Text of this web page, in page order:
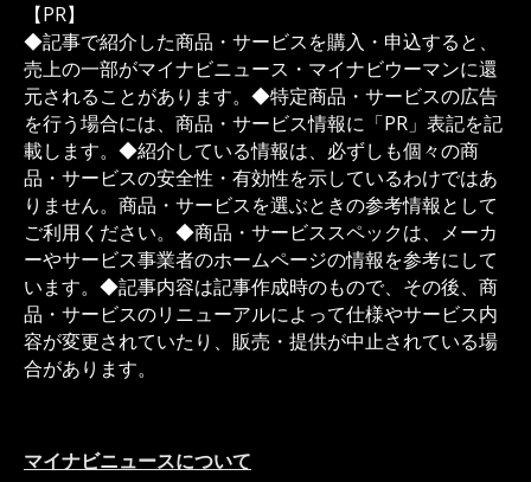
【PR】
◆記事で紹介した商品・サービスを購入・申込すると、
売上の一部がマイナビニュース・マイナビウーマンに還
元されることがあります。◆特定商品・サービスの広告
を行う場合には、商品・サービス情報に「PR」表記を記
載します。◆紹介している情報は、必ずしも個々の商
品・サービスの安全性・有効性を示しているわけではあ
りません。商品・サービスを選ぶときの参考情報として
ご利用ください。◆商品・サービススペックは、メーカ
ーやサービス事業者のホームページの情報を参考にして
います。◆記事内容は記事作成時のもので、その後、商
品・サービスのリニューアルによって仕様やサービス内
容が変更されていたり、販売・提供が中止されている場
合があります。
マイナビニュースについて